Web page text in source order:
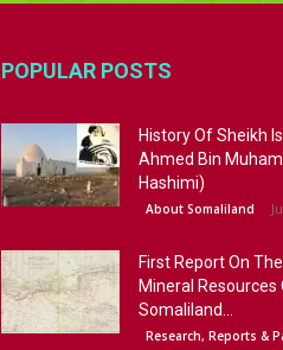
POPULAR POSTS
History Of Sheikh
Ahmed Bin
Hashimi)
About Somaliland
First Report On
Mineral Resources
Somaliland...
Research, Reports &